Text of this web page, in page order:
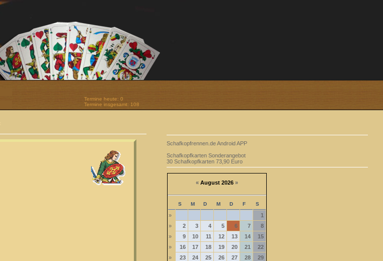
Termine heute: 0
Termine insgesamt: 108
Schafkopfrennen.de Android APP
Schafkopfkarten Sonderangebot
30 Schafkopfkarten 73,90 Euro
« August 2026 »
S M D M D F S
»
1
»
2 3 4 5 6 7
8
»
9 10 11 12 13 14
15
»
16 17 18 19 20 21
22
»
23 24 25 26 27 28
29